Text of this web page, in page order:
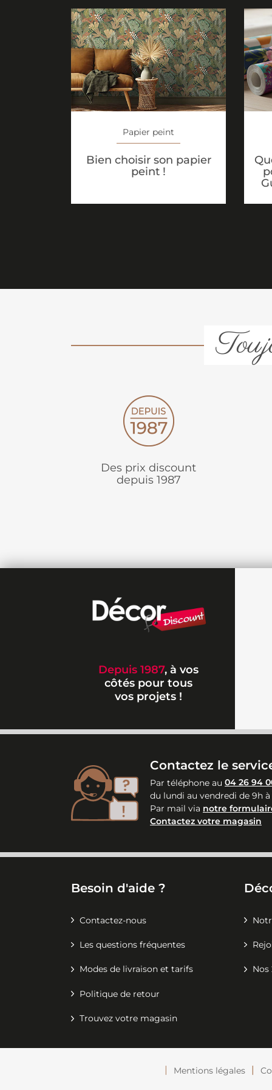
Papier peint
Bien choisir son papier
peint !
Des prix discount
depuis 1987
Depuis 1987, à vos
côtés pour tous
vos projets !
Contactez le
Par téléphone au 04 26 94
du lundi au vendredi de 9h à
Par mail via notre
Contactez votre magasin
Besoin d'aide ?
Contactez-nous
Les questions fréquentes
Modes de livraison et tarifs
Politique de retour
Trouvez votre magasin
Nos
Mentions légales